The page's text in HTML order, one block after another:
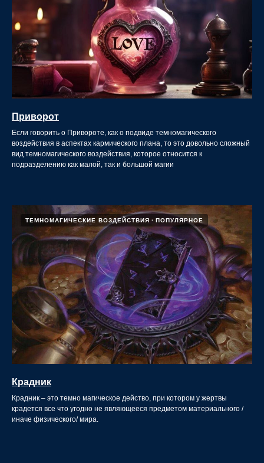
Приворот
Если говорить о Привороте, как о подвиде темномагического
воздействия в аспектах кармического плана, то это довольно сложный
вид темномагического воздействия, которое относится к
подразделению как малой, так и большой магии
ТЕМНОМАГИЧЕСКИЕ ВОЗДЕЙСТВИЯ ПОПУЛЯРНОЕ
Крадник
Крадник – это темно магическое действо, при котором у жертвы
крадется все что угодно не являющееся предметом материального /
иначе физического/ мира.